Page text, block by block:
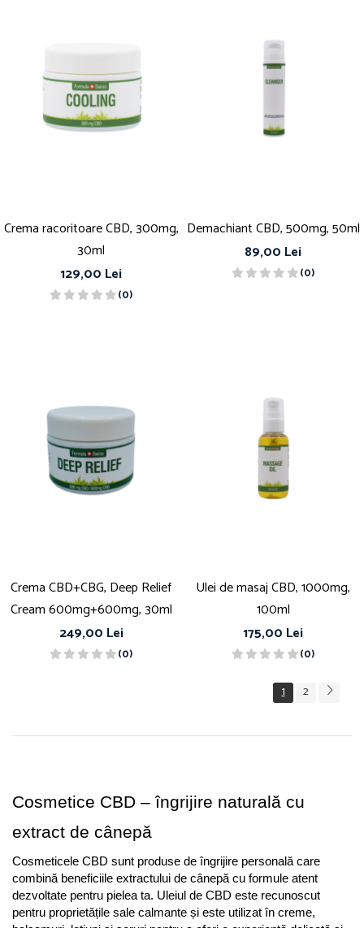
Crema racoritoare CBD, 300mg,
30ml
129,00 Lei
(0)
Demachiant CBD, 500mg, 50ml
89,00 Lei
(0)
Crema CBD+CBG, Deep Relief
Cream 600mg+600mg, 30ml
249,00 Lei
(0)
Ulei de masaj CBD, 1000mg,
100ml
175,00 Lei
(0)
1 2
Cosmetice CBD – îngrijire naturală cu
extract de cânepă
Cosmeticele CBD sunt produse de îngrijire personală care
combină beneficiile extractului de cânepă cu formule atent
dezvoltate pentru pielea ta. Uleiul de CBD este recunoscut
pentru proprietățile sale calmante și este utilizat în creme,